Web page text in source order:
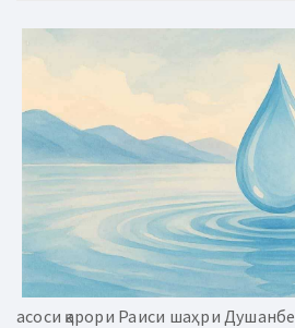
асоси қарори Раиси шаҳри Душанбе